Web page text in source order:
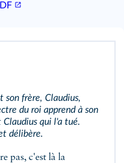
son frère, Claudius,
du roi apprend à son
qui l'a tué.
délibère.
pas, c'est là la